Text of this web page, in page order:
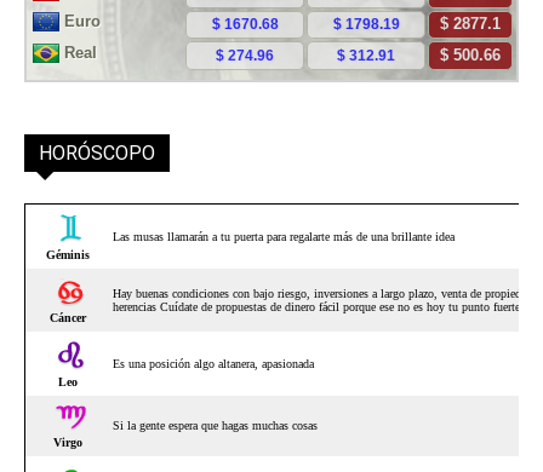
HORÓSCOPO